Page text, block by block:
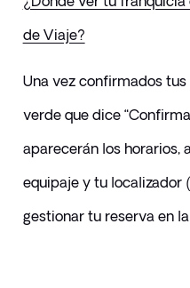
de Viaje?
Una vez confirmados
verde que dice
aparecerán los horarios,
equipaje y tu localizador
gestionar tu reserva en